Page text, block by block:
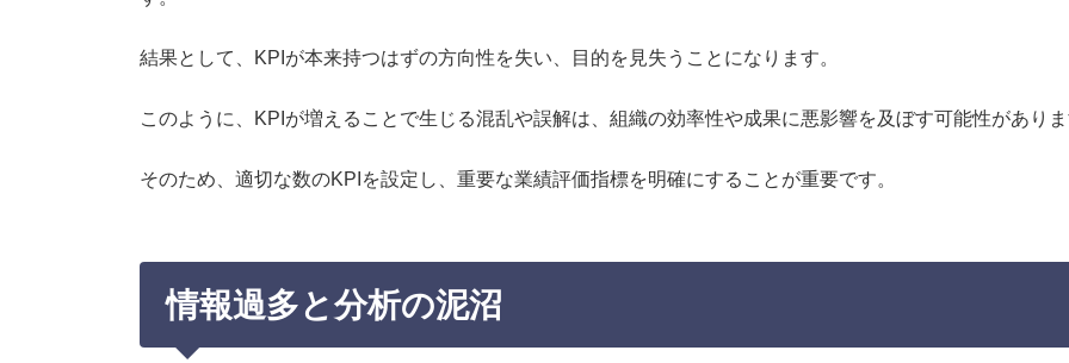
結果として、KPIが本来持つはずの方向性を失い、目的を見失うことになります。
このように、KPIが増えることで生じる混乱や誤解は、組織の効率性や成果に悪影響を及ぼす可能性がありま
そのため、適切な数のKPIを設定し、重要な業績評価指標を明確にすることが重要です。
情報過多と分析の泥沼